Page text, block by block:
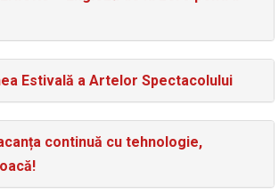
Estivală a Artelor Spectacolului
continuă cu tehnologie,